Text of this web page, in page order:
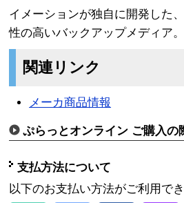
イメーションが独自に開発した
性の高いバックアップメディア。
関連リンク
メーカ商品情報
ぷらっとオンライン ご購入の
支払方法について
以下のお支払い方法がご利用で